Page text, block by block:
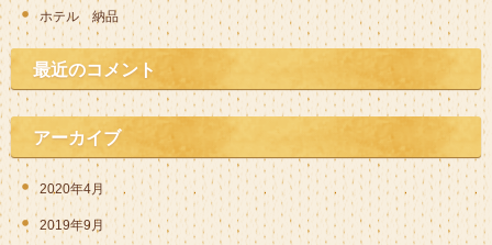
ホテル 納品
最近のコメント
アーカイブ
2020年4月
2019年9月